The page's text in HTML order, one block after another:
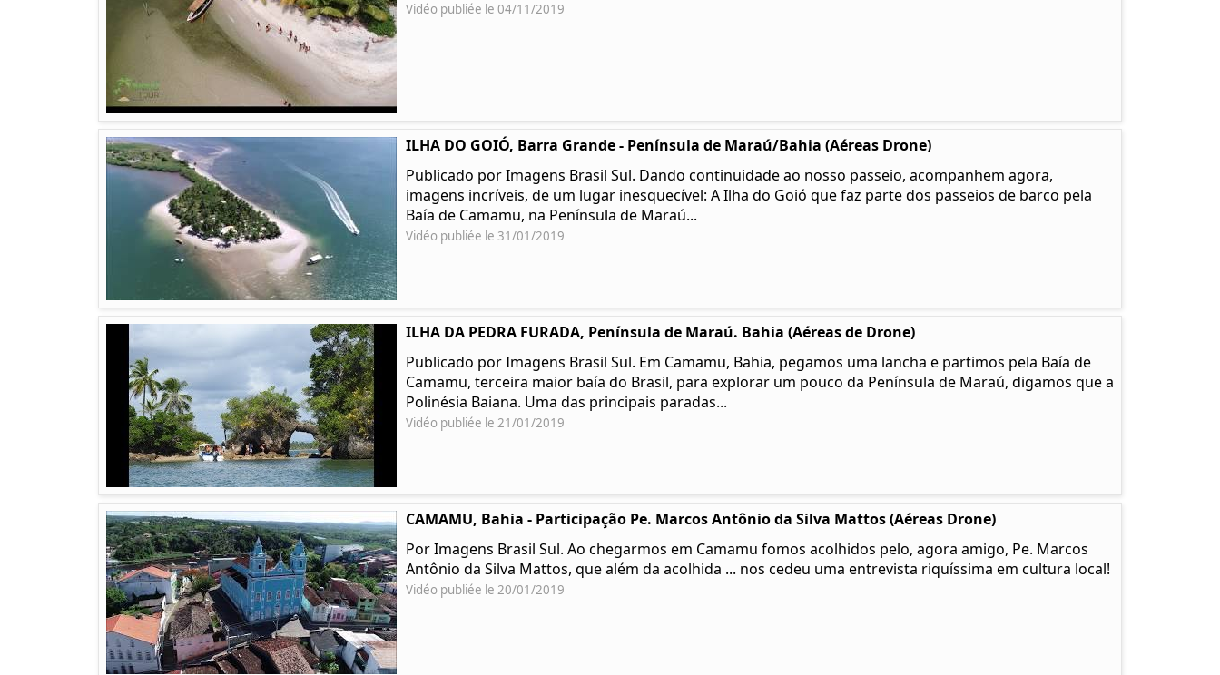
Vidéo publiée le 04/11/2019
ILHA DO GOIÓ, Barra Grande - Península de Maraú/Bahia (Aéreas Drone)
Publicado por Imagens Brasil Sul. Dando continuidade ao nosso passeio, acompanhem agora,
imagens incríveis, de um lugar inesquecível: A Ilha do Goió que faz parte dos passeios de barco pela
Baía de Camamu, na Península de Maraú...
Vidéo publiée le 31/01/2019
ILHA DA PEDRA FURADA, Península de Maraú. Bahia (Aéreas de Drone)
Publicado por Imagens Brasil Sul. Em Camamu, Bahia, pegamos uma lancha e partimos pela Baía de
Camamu, terceira maior baía do Brasil, para explorar um pouco da Península de Maraú, digamos que a
Polinésia Baiana. Uma das principais paradas...
Vidéo publiée le 21/01/2019
CAMAMU, Bahia - Participação Pe. Marcos Antônio da Silva Mattos (Aéreas Drone)
Por Imagens Brasil Sul. Ao chegarmos em Camamu fomos acolhidos pelo, agora amigo, Pe. Marcos
Antônio da Silva Mattos, que além da acolhida ... nos cedeu uma entrevista riquíssima em cultura local!
Vidéo publiée le 20/01/2019